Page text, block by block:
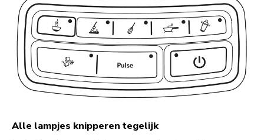
Alle lampjes knipperen tegelijk